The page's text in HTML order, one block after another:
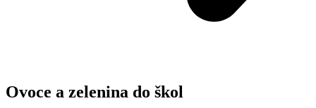
Ovoce a zelenina do škol